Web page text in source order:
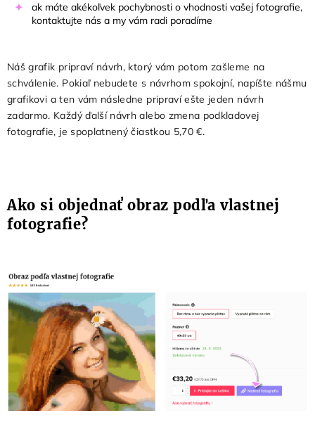
ak máte akékoľvek pochybnosti o vhodnosti vašej fotografie,
kontaktujte nás a my vám radi poradíme
Náš grafik pripraví návrh, ktorý vám potom zašleme na
schválenie. Pokiaľ nebudete s návrhom spokojní, napíšte nášmu
grafikovi a ten vám následne pripraví ešte jeden návrh
zadarmo. Každý ďalší návrh alebo zmena podkladovej
fotografie, je spoplatnený čiastkou 5,70 €.
Ako si objednať obraz podľa vlastnej
fotografie?